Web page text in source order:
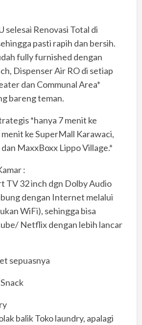
selesai Renovasi Total di
pasti rapih dan bersih.
fully furnished dengan
Dispenser Air RO di setiap
dan Communal Area*
bareng teman.
*hanya 7 menit ke
menit ke SuperMall Karawaci,
MaxxBoxx Lippo Village.*
:
TV 32 inch dgn Dolby Audio
dengan Internet melalui
WiFi), sehingga bisa
Netflix dengan lebih lancar
sepuasnya
balik Toko laundry, apalagi